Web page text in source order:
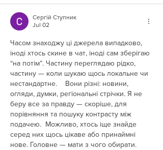
Сергій Ступник
Jul 02
Часом знаходжу ці джерела випадково,
іноді хтось скине в чат, іноді сам зберігаю
“на потім”. Частину переглядаю рідко,
частину — коли шукаю щось локальне чи
нестандартне.    Вони різні: новини,
огляди, думки, регіональні стрічки. Я не
беру все за правду — скоріше, для
порівняння та пошуку контрасту між
подачею.  Можливо, хтось іще знайде
серед них щось цікаве або принаймні
нове. Головне — мати з чого обирати.